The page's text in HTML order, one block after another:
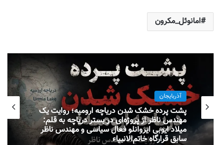
امانوئل_مکرون
آذربایجان
پشت پرده خشک شدن دریاچه ارومیه؛ روایت یک
مهندس ناظر از پروژه‌ای در بستر دریاچه به قلم:
میلاد ایوبی ایروانلو فعال سیاسی و مهندس ناظر
سابق قرارگاه خاتم‌الانبیاء